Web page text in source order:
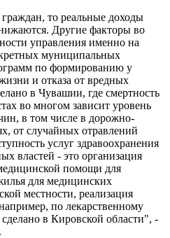
то реальные доходы
Другие факторы во
управления именно на
муниципальных
по формированию у
и отказа от вредных
в Чувашии, где смертность
во многом зависит уровень
в том числе в дорожно-
от случайных отравлений
услуг здравоохранения
властей - это организация
помощи для
для медицинских
местности, реализация
по лекарственному
в Кировской области", -